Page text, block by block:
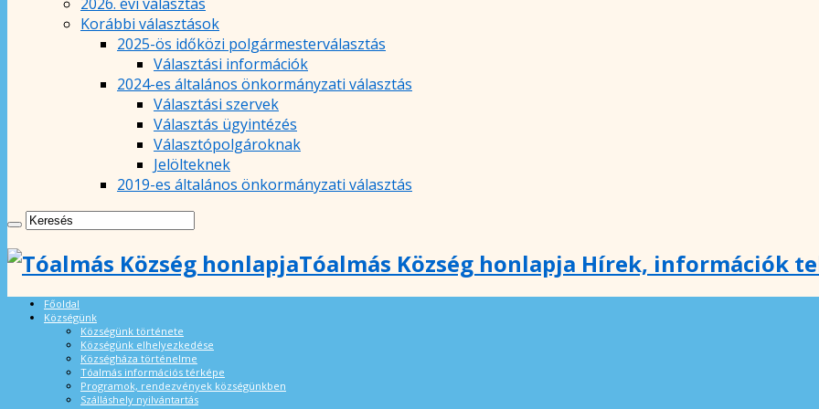
Korábbi választások
2025-ös időközi polgármesterválasztás
Választási információk
2024-es általános önkormányzati választás
Választási szervek
Választás ügyintézés
Választópolgároknak
Jelölteknek
2019-es általános önkormányzati választás
Tóalmás Község honlapja Hírek, információk
Főoldal
Községünk
Községünk története
Községünk elhelyezkedése
Községháza történelme
Tóalmás információs térképe
Programok, rendezvények községünkben
Szálláshely nyilvántartás